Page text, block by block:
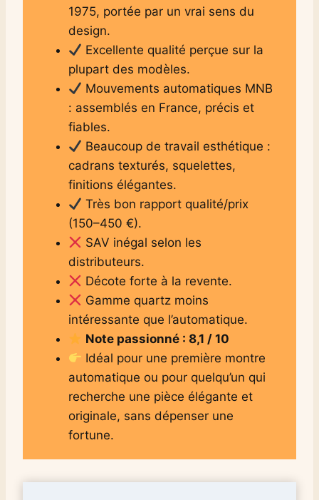
1975, portée par un vrai sens du
design.
Excellente qualité perçue sur la
plupart des modèles.
Mouvements automatiques MNB
: assemblés en France, précis et
fiables.
Beaucoup de travail esthétique :
cadrans texturés, squelettes,
finitions élégantes.
Très bon rapport qualité/prix
(150–450 €).
SAV inégal selon les
distributeurs.
Décote forte à la revente.
Gamme quartz moins
intéressante que l’automatique.
Note passionné : 8,1 / 10
Idéal pour une première montre
automatique ou pour quelqu’un qui
recherche une pièce élégante et
originale, sans dépenser une
fortune.